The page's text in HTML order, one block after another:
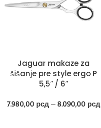
Jaguar makaze za
šišanje pre style ergo P
5,5″ / 6″
7.980,00 рсд – 8.090,00 рсд